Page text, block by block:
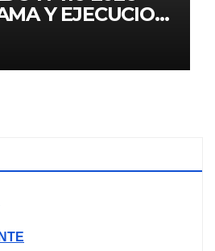
Y EJECUCION
FLORALES
2026 II
UGEL